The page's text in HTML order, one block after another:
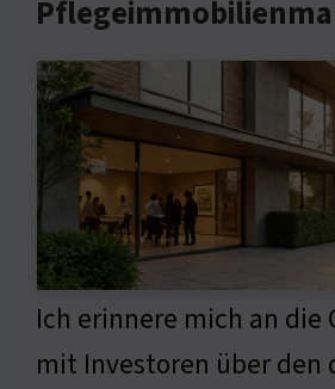
Ich erinnere mich an die
mit Investoren über den